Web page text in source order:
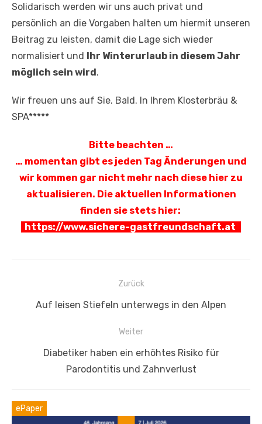
Solidarisch werden wir uns auch privat und
persönlich an die Vorgaben halten um hiermit unseren
Beitrag zu leisten, damit die Lage sich wieder
normalisiert und Ihr Winterurlaub in diesem Jahr
möglich sein wird.
Wir freuen uns auf Sie. Bald. In Ihrem Klosterbräu &
SPA*****
Bitte beachten …
… momentan gibt es jeden Tag Änderungen und
wir kommen gar nicht mehr nach diese hier zu
aktualisieren. Die aktuellen Informationen
finden sie stets hier:
https://www.sichere-gastfreundschaft.at
Beitragsnavigation
Zurück
Vorheriger
Auf leisen Stiefeln unterwegs in den Alpen
Weiter
NächsterDiabetiker haben ein erhöhtes Risiko für
Parodontitis und Zahnverlust
ePaper